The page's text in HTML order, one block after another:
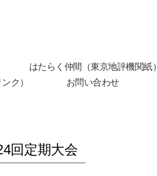
はたらく仲間（東京地評機関紙）
ク） お問い合わせ
回定期大会